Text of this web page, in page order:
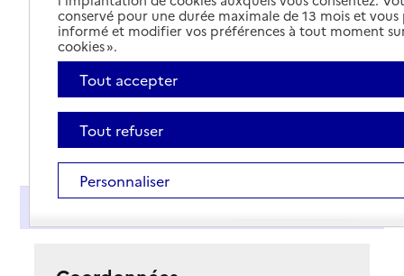
conservé pour une durée maximale de 13 mois et
informé et modifier vos préférences à tout moment
cookies ».
Tout accepter
Tout refuser
Personnaliser